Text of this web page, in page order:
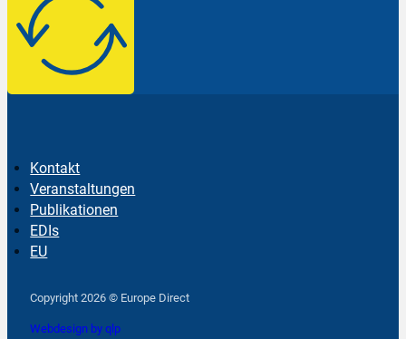
Kontakt
Veranstaltungen
Publikationen
EDIs
EU
Copyright 2026 © Europe Direct
Webdesign by qlp